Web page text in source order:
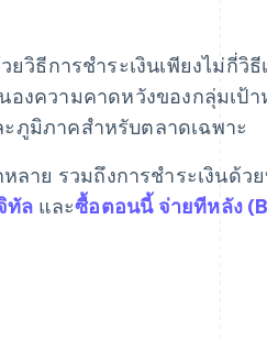
ยวิธีการชำระเงินเพียงไม่กี่วิ
งความคาดหวังของกลุ่มเป้
ภูมิภาคสำหรับตลาดเฉพาะ
ลาย รวมถึงการชำระเงินด้ว
ทัล และซื้อตอนนี้ จ่ายทีหลัง